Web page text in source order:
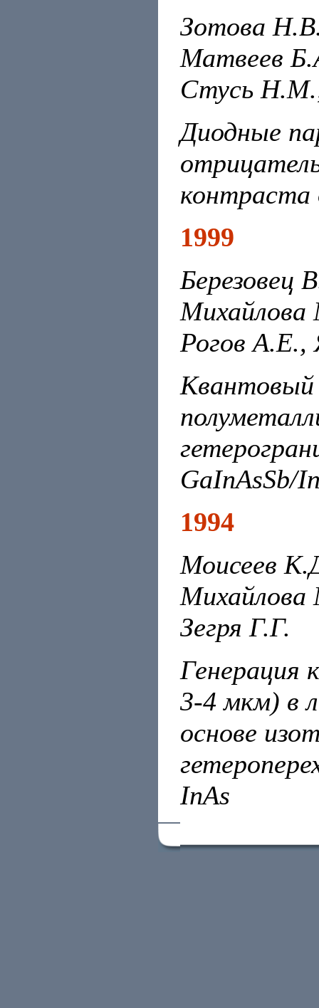
Зотова
Матвеев
Стусь
Диодные
контраста
1999
Березовец
Рогов
Квантовый
GaInAsSb/
1994
Моисеев
Зегря Г.Г.
Генерация
3-4 мкм) в
основе
InAs